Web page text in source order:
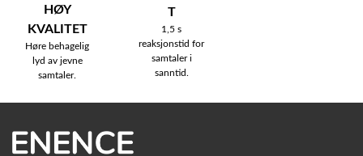
HØY
KVALITET
Høre behagelig
lyd av jevne
samtaler.
T
1,5 s
reaksjonstid for
samtaler i
sanntid.